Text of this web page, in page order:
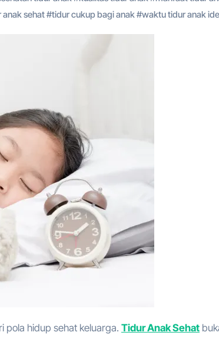
anak sehat#tidur cukup bagi anak#waktu tidur anak
pola hidup sehat keluarga. Tidur Anak Sehat